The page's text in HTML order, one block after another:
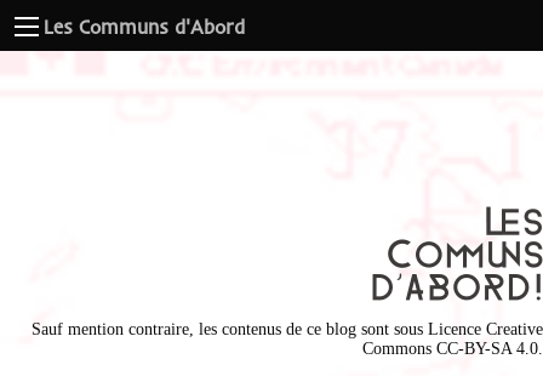
Les Communs d'Abord
Sauf mention contraire, les contenus de ce blog sont sous Licence Creative
Commons CC-BY-SA 4.0